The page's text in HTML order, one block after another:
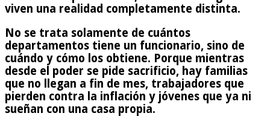
viven una realidad completamente distinta.
No se trata solamente de cuántos
departamentos tiene un funcionario, sino de
cuándo y cómo los obtiene. Porque mientras
desde el poder se pide sacrificio, hay familias
que no llegan a fin de mes, trabajadores que
pierden contra la inflación y jóvenes que ya ni
sueñan con una casa propia.